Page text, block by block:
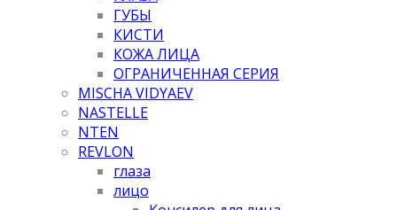
ГУБЫ
КИСТИ
КОЖА ЛИЦА
ОГРАНИЧЕННАЯ СЕРИЯ
MISCHA VIDYAEV
NASTELLE
NTEN
REVLON
глаза
лицо